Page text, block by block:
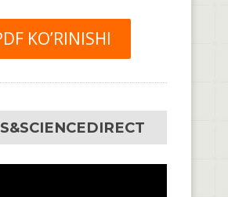
KO’RINISHI